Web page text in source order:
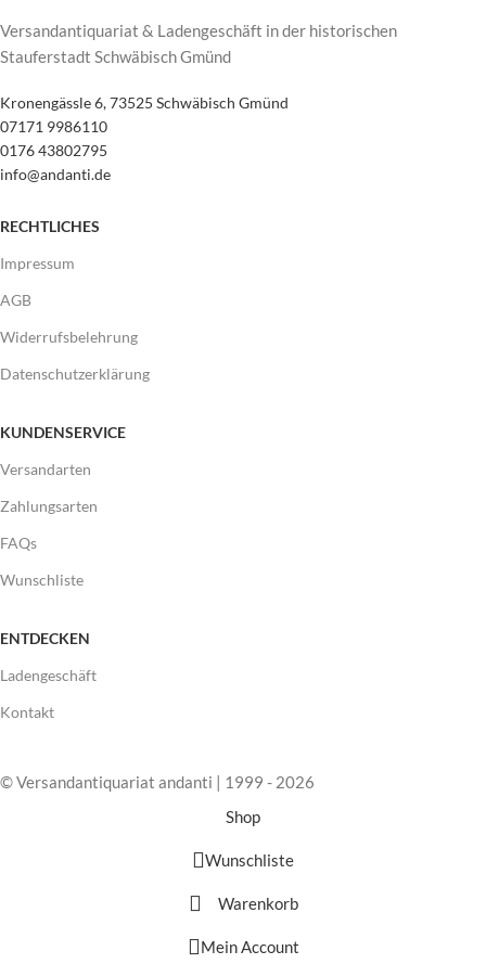
Versandantiquariat & Ladengeschäft in der historischen
Stauferstadt Schwäbisch Gmünd
Kronengässle 6, 73525 Schwäbisch Gmünd
07171 9986110
0176 43802795
info@andanti.de
RECHTLICHES
Impressum
AGB
Widerrufsbelehrung
Datenschutzerklärung
KUNDENSERVICE
Versandarten
Zahlungsarten
FAQs
Wunschliste
ENTDECKEN
Ladengeschäft
Kontakt
© Versandantiquariat andanti | 1999 - 2026
Shop
Wunschliste
Warenkorb
Mein Account